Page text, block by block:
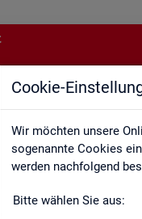
Cookie-
Wir möchten unsere
sogenannte Cookies
werden nachfolgend
Bitte wählen Sie aus: